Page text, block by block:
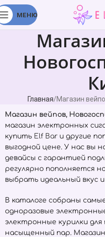
МЕНЮ
Главная Магазин
Магазин вейпов,
магазин электронных
купить Elf Bar и другие
выгодной цене. У нас вы
девайсы с гарантией
регулярно пополняется
выбрать идеальный вкус
В каталоге собраны
одноразовые
электронные курилки
насыщенный пар.